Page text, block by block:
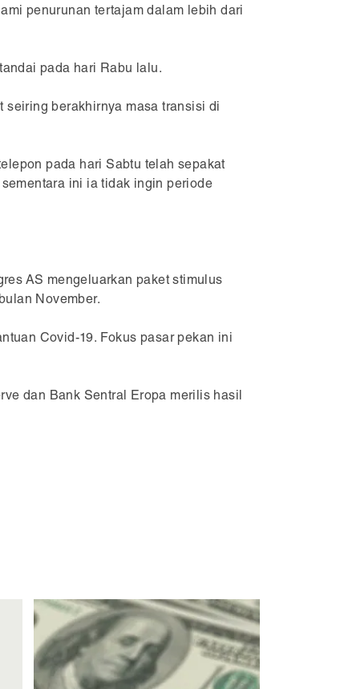
penurunan tertajam dalam lebih dari
pada hari Rabu lalu.
seiring berakhirnya masa transisi di
pada hari Sabtu telah sepakat
ini ia tidak ingin periode
AS mengeluarkan paket stimulus
November.
Covid-19. Fokus pasar pekan ini
dan Bank Sentral Eropa merilis hasil